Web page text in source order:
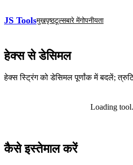
JS Toolsमुखपृष्ठटूल्सबारे मेंगोपनीयता
हेक्स से डेसिमल
हेक्स स्ट्रिंग को डेसिमल पूर्णांक में बदलें;
Loading
कैसे इस्तेमाल करें